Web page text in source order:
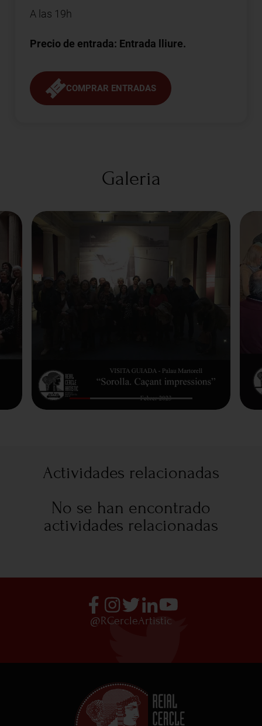
A las 19h
Precio de entrada: Entrada lliure.
COMPRAR ENTRADAS
Galeria
Actividades relacionadas
No se han encontrado
actividades relacionadas
@RCercleArtistic